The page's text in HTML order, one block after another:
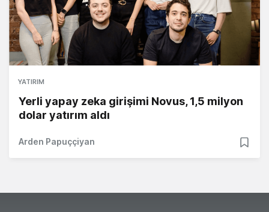
YATIRIM
Yerli yapay zeka girişimi Novus, 1,5 milyon
dolar yatırım aldı
Arden Papuççiyan